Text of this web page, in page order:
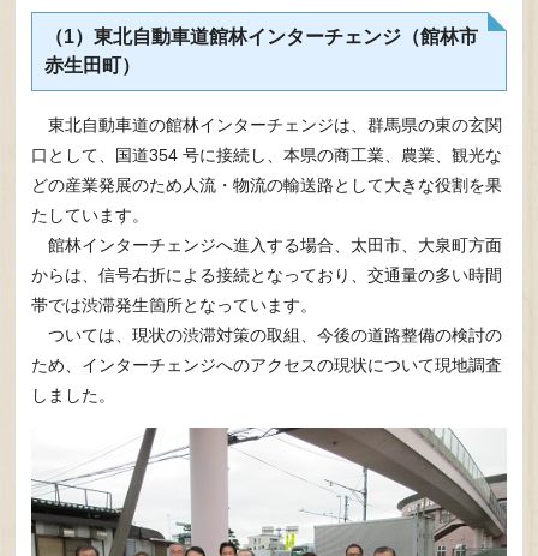
（1）東北自動車道館林インターチェンジ（館林市
赤生田町）
東北自動車道の館林インターチェンジは、群馬県の東の玄関
口として、国道354 号に接続し、本県の商工業、農業、観光な
どの産業発展のため人流・物流の輸送路として大きな役割を果
たしています。
館林インターチェンジへ進入する場合、太田市、大泉町方面
からは、信号右折による接続となっており、交通量の多い時間
帯では渋滞発生箇所となっています。
ついては、現状の渋滞対策の取組、今後の道路整備の検討の
ため、インターチェンジへのアクセスの現状について現地調査
しました。